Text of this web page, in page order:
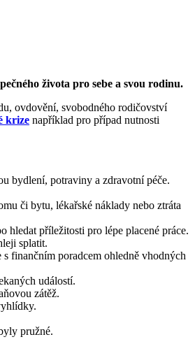
života pro sebe a svou rodinu.
ovdovění, svobodného rodičovství
krize například pro případ nutnosti
bydlení, potraviny a zdravotní péče.
či bytu, lékařské náklady nebo ztráta
hledat příležitosti pro lépe placené práce.
splatit.
finančním poradcem ohledně vhodných
událostí.
zátěž.
pružné.